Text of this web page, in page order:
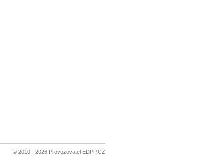
© 2010 - 2026 Provozovatel EDPP.CZ